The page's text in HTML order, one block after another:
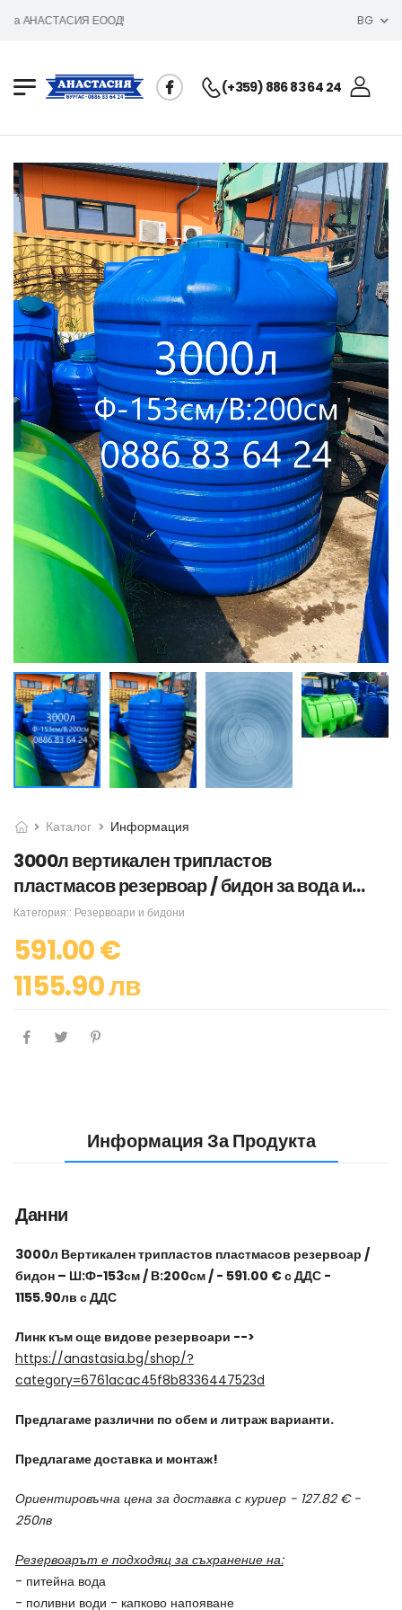
ЕООД! BG
(+359) 886 83 64 24
Политика за поверителност
Условия за ползване
Anastasia LTD © 2023. All Rights Reserved
НАЧАЛО КАТАЛОГ КОНТАКТИ